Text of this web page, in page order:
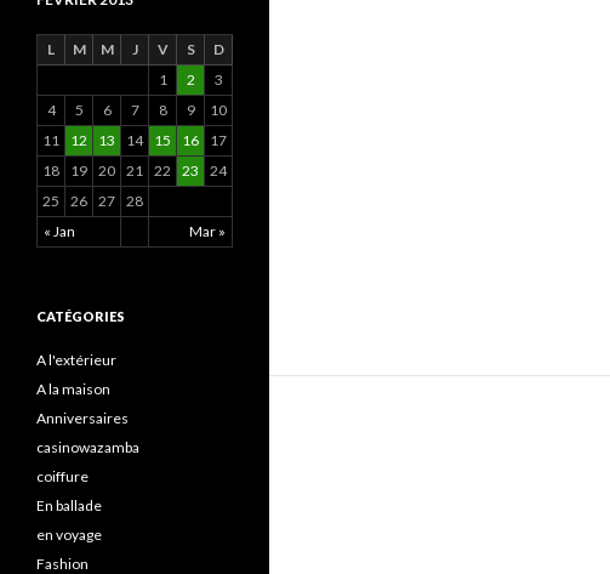
L M M J V S D
« Jan Mar »
1 2
3
4
5 6 7 8 9
10
11
12 13 14 15 16
17
18
19 20 21 22 23
24
25
26 27 28
CATÉGORIES
A l'extérieur
A la maison
Anniversaires
casinowazamba
coiffure
En ballade
en voyage
Fashion